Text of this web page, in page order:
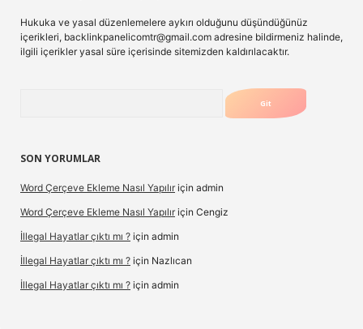
Hukuka ve yasal düzenlemelere aykırı olduğunu düşündüğünüz
içerikleri, backlinkpanelicomtr@gmail.com adresine bildirmeniz halinde,
ilgili içerikler yasal süre içerisinde sitemizden kaldırılacaktır.
SON YORUMLAR
Word Çerçeve Ekleme Nasıl Yapılır için admin
Word Çerçeve Ekleme Nasıl Yapılır için Cengiz
İllegal Hayatlar çıktı mı ? için admin
İllegal Hayatlar çıktı mı ? için Nazlıcan
İllegal Hayatlar çıktı mı ? için admin